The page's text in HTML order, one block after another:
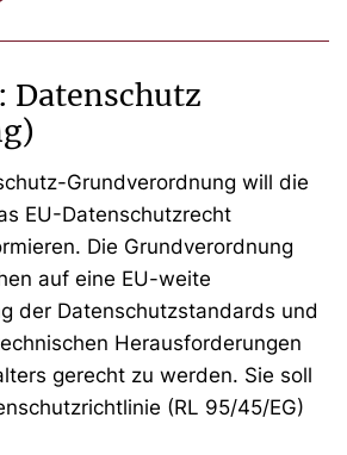
Datenschutz
Grundverordnung will die
EU-Datenschutzrecht
Die Grundverordnung
auf eine EU-weite
der Datenschutzstandards und
Herausforderungen
gerecht zu werden. Sie soll
(RL 95/45/EG)